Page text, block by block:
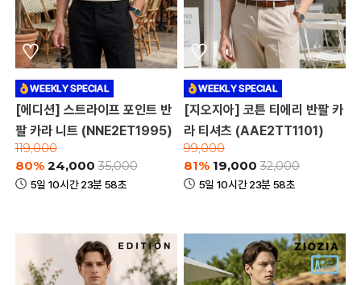
[에디션] 스트라이프 포인트 반
팔 카라 니트 (NNE2ET1995)
119,000
80% 24,000 35,000
5일 10시간 23분 58초
[지오지아] 코튼 티에리 반팔 카
라 티셔츠 (AAE2TT1101)
99,000
81% 19,000 32,000
5일 10시간 23분 58초